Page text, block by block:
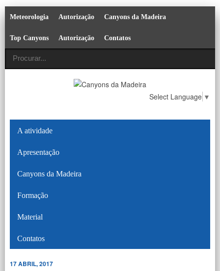
Meteorologia Autorização Canyons da Madeira
Top Canyons Autorização Contatos
Select Language ▼
A atividade
Apresentação
Canyons da Madeira
Formação
Material
Contatos
17 ABRIL, 2017